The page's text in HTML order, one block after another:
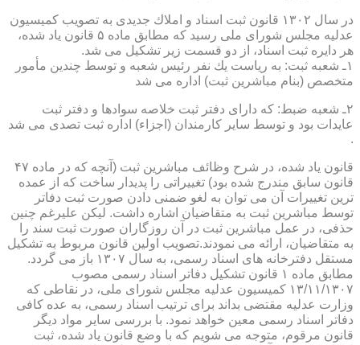
در سال ۱۳۰۲ قانون ثبت اسناد و املاك جدیدی به تصویب كمیسیون
عدلیه مجلس شورای ملی رسید كه مطابق ماده ۵ قانون یاد شده،
هر دایره ثبت اسناد، از دو قسمت زیر تشكیل می شد.
۱ـ شعبه ثبت: به ریاست یك نفر رئیس شعبه و توسط چندین مأمور
متخصص (بنام مباشرین ثبت) اداره می شد
۲ـ شعبه ضبط: كه دارای دفتر ثبت خلاصه سوادها و دفتر ثبت
عایدات بود و توسط سایر كارمندان (اجزاء) اداره ثبت تصدی می شد
.
قانون یاد شده، در شرح وظائف مباشرین ثبت (آنچه كه در ماده ۴۷
قانون سابق مندرج شده بود) تغییراتی را پدیدار ساخت كه از عمده
ترین تغییرات آن می توان به لغو ضمنی دادن صورت ثبت دفاتر
توسط مباشرین ثبت به متقاضیان اشاره داشت. لیكن علیرغم چنین
حذفی، در عمل مباشرین ثبت در آن روزگاران صورت ثبت سند را
به متقاضیان، ارائه می نمودند.تصویب اولین قانون مربوط به تشكیل
مستقل دفترخانه های اسناد رسمی، به سال ۱۳۰۷ باز می گردد.
مطابق ماده ۱ قانون تشكیل دفاتر اسناد رسمی مصوب
۱۳/۱۱/۱۳۰۷ كمیسیون عدلیه مجلس شورای ملی، در نقاطی كه
وزارت عدلیه مقتضی بداند برای ترتیب اسناد رسمی، به عده كافی
دفاتر اسناد رسمی معین خواهد نمود. با بررسی سایر مواد دیگر
قانون مرقوم، متوجه می شویم كه با وضع قانون یاد شده، ثبت